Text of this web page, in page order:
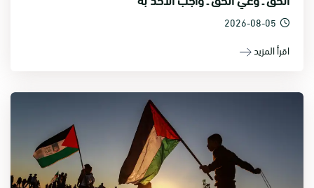
2026-08-05
اقرأ المزيد